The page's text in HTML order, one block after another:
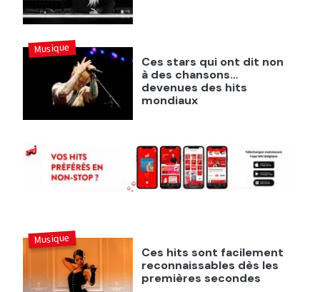
Ces stars qui ont dit non
à des chansons…
devenues des hits
mondiaux
Musique
Ces hits sont facilement
reconnaissables dès les
premières secondes
Musique